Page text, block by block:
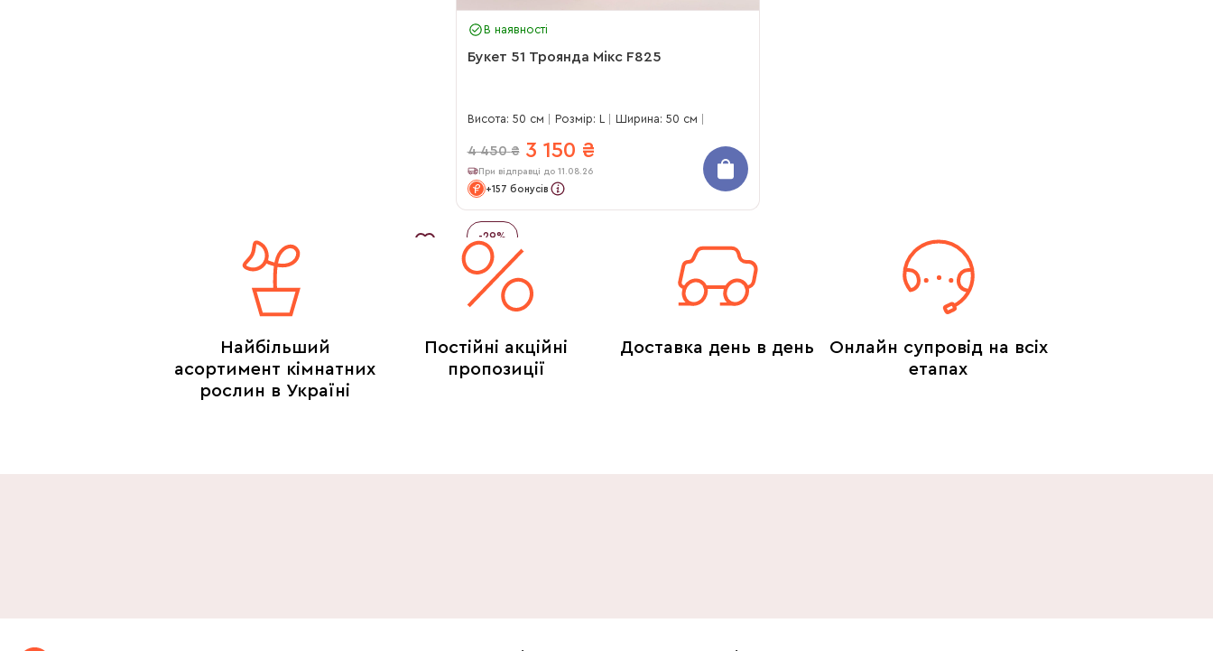
В наявності
Букет 51 Троянда Мікс F825
Висота: 50 см Розмір: L Ширина: 50 см
4 450 ₴ 3 150 ₴
При відправці до 11.08.26
+157 бонусів
-29%
Найбільший
асортимент кімнатних
рослин в Україні
Постійні акційні
пропозиції
Доставка день в день
Онлайн супровід на всіх
етапах